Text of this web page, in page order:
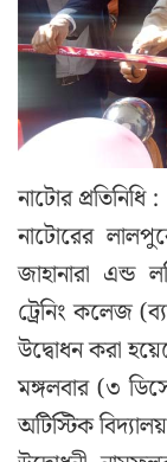
নাটোর প্রতিনিধি :
নাটোরের
জাহানারা এন্ড
ট্রেনিং কলেজ
উদ্বোধন করা
মঙ্গলবার (৩
অটিস্টিক